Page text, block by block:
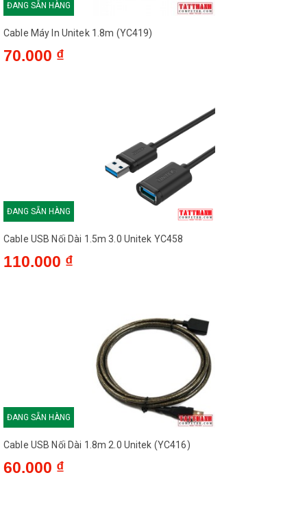
ĐANG SẴN HÀNG
Cable Máy In Unitek 1.8m (YC419)
70.000 ₫
ĐANG SẴN HÀNG
Cable USB Nối Dài 1.5m 3.0 Unitek YC458
110.000 ₫
ĐANG SẴN HÀNG
Cable USB Nối Dài 1.8m 2.0 Unitek (YC416)
60.000 ₫